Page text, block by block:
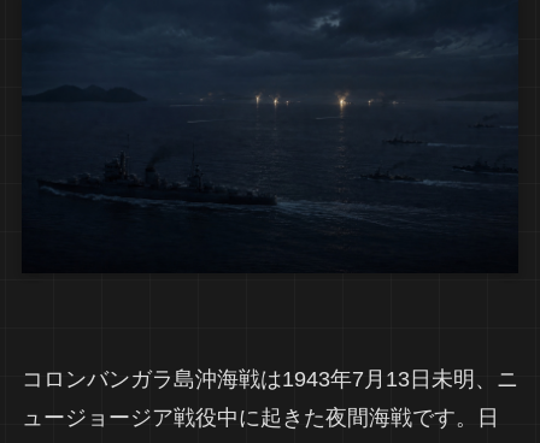
コロンバンガラ島沖海戦は1943年7月13日未明、ニ
ュージョージア戦役中に起きた夜間海戦です。日